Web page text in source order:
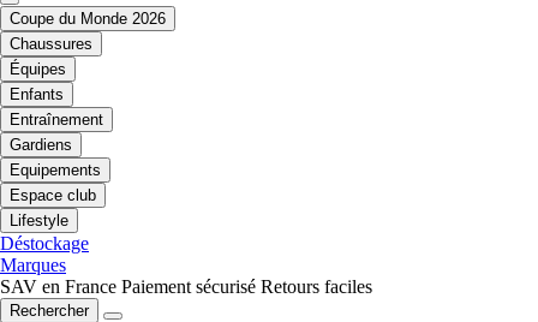
Coupe du Monde 2026
Chaussures
Équipes
Enfants
Entraînement
Gardiens
Equipements
Espace club
Lifestyle
Déstockage
Marques
SAV en France Paiement sécurisé Retours faciles
Rechercher